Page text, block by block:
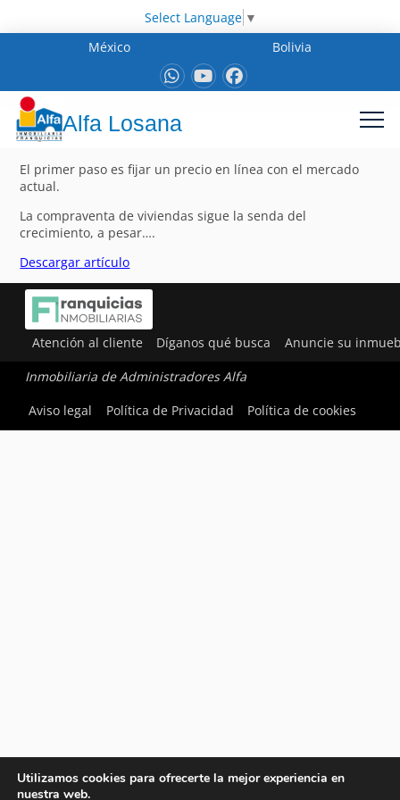
Select Language ▼
México
Bolivia
Alfa Losana
El primer paso es fijar un precio en línea con el mercado
actual.
La compraventa de viviendas sigue la senda del
crecimiento, a pesar….
Descargar artículo
Atención al cliente Díganos qué busca Anuncie su
Inmobiliaria de Administradores Alfa
Aviso legal
Política de Privacidad Política de cookies
Utilizamos cookies para ofrecerte la mejor experiencia en
nuestra web.